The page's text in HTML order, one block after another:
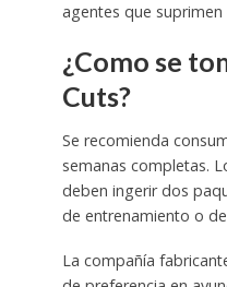
agentes que
¿Como se
Cuts?
Se recomienda
semanas completas.
deben ingerir dos
de entrenamiento o
La compañía